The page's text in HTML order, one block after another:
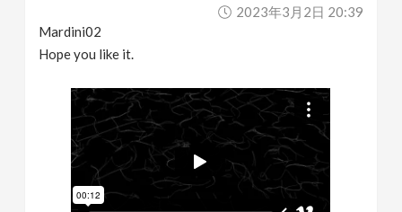
2023年3月2日 20:39
Mardini02
Hope you like it.